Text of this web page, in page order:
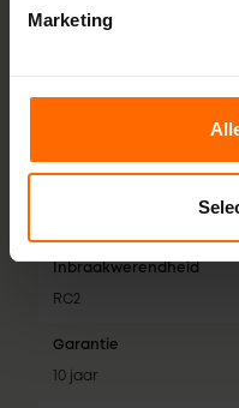
Marketing
Inbraakwerendheid
RC2
Garantie
10 jaar